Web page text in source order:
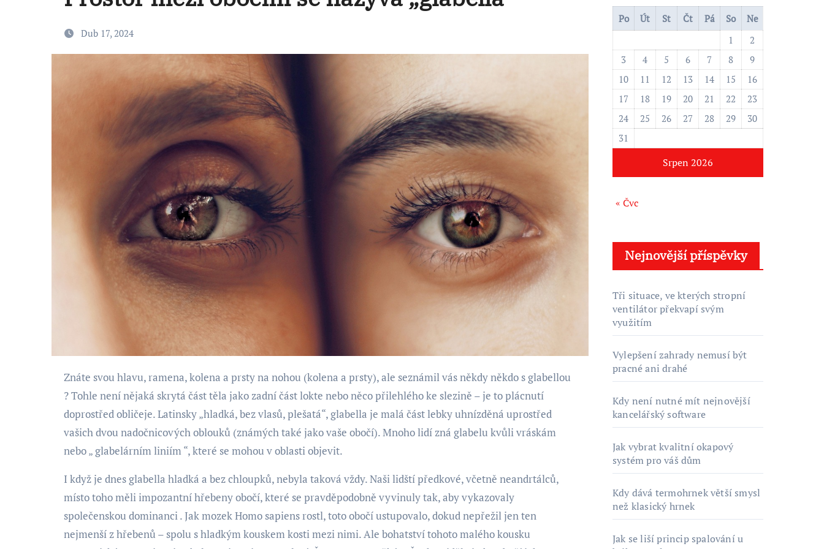
Dub 17, 2024
Znáte svou hlavu, ramena, kolena a prsty na nohou (kolena a prsty), ale seznámil vás někdy někdo s glabellou
? Tohle není nějaká skrytá část těla jako zadní část lokte nebo něco přilehlého ke slezině – je to plácnutí
doprostřed obličeje. Latinsky „hladká, bez vlasů, plešatá“, glabella je malá část lebky uhnízděná uprostřed
vašich dvou nadočnicových oblouků (známých také jako vaše obočí). Mnoho lidí zná glabelu kvůli vráskám
nebo „ glabelárním liniím “, které se mohou v oblasti objevit.
I když je dnes glabella hladká a bez chloupků, nebyla taková vždy. Naši lidští předkové, včetně neandrtálců,
místo toho měli impozantní hřebeny obočí, které se pravděpodobně vyvinuly tak, aby vykazovaly
společenskou dominanci . Jak mozek Homo sapiens rostl, toto obočí ustupovalo, dokud nepřežil jen ten
nejmenší z hřebenů – spolu s hladkým kouskem kosti mezi nimi. Ale bohatství tohoto malého kousku
á
v
á
Srpen 2026
Po Út St Čt Pá So
Ne
1
2
3
4 5 6 7 8
9
10
11 12 13 14 15
16
17
18 19 20 21 22
23
24
25 26 27 28 29
30
31
« Čvc
Nejnovější příspěvky
Tři situace, ve kterých stropní
ventilátor překvapí svým
využitím
Vylepšení zahrady nemusí být
pracné ani drahé
Kdy není nutné mít nejnovější
kancelářský software
Jak vybrat kvalitní okapový
systém pro váš dům
Kdy dává termohrnek větší smysl
než klasický hrnek
Jak se liší princip spalování u